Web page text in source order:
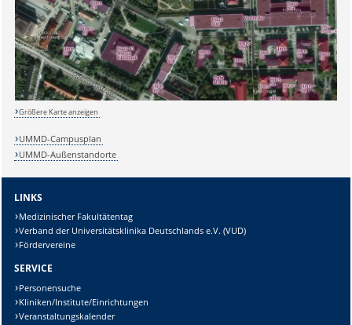
Größere Karte anzeigen
UMMD-Campusplan
UMMD-Außenstandorte
LINKS
Medizinischer Fakultätentag
Verband der Universitätsklinika Deutschlands e.V. (VUD)
Fördervereine
SERVICE
Personensuche
Kliniken/Institute/Einrichtungen
Veranstaltungskalender